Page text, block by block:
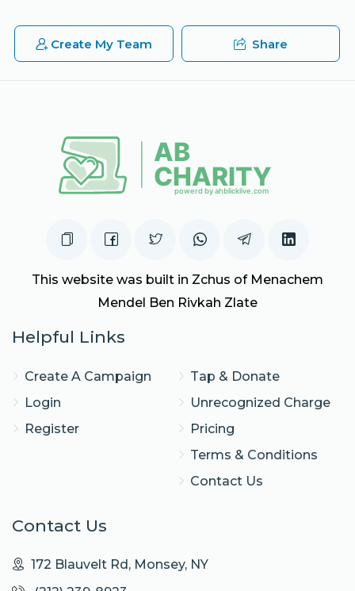
Create My Team Share
This website was built in Zchus of Menachem
Mendel Ben Rivkah Zlate
Helpful Links
Create A Campaign
Login
Register
Tap & Donate
Unrecognized Charge
Pricing
Terms & Conditions
Contact Us
Contact Us
172 Blauvelt Rd, Monsey, NY